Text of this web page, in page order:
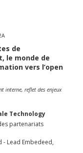
de
le monde de
vers l’open
interne, reflet des enjeux
Technology
partenariats
- Lead Embedeed,